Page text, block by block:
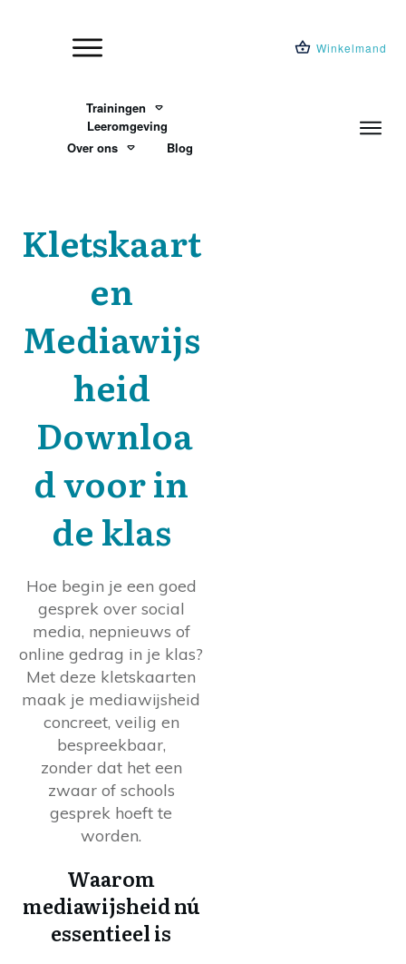
Winkelmand
Trainingen
Leeromgeving
Over ons
Blog
Kletskaart
en
Mediawijs
heid
Downloa
d voor in
de klas
Hoe begin je een goed
gesprek over social
media, nepnieuws of
online gedrag in je klas?
Met deze kletskaarten
maak je mediawijsheid
concreet, veilig en
bespreekbaar,
zonder dat het een
zwaar of schools
gesprek hoeft te
worden.
Waarom
mediawijsheid nú
essentieel is